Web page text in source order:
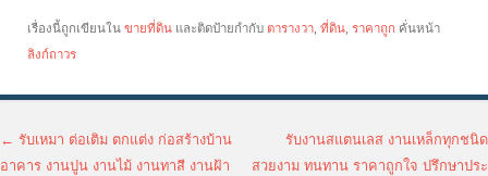
เรื่องนี้ถูกเขียนใน ขายที่ดิน และติดป้ายกำกับ ตารางวา, ที่ดิน, ราคาถูก คั่นหน้า
ลิงก์ถาวร
เมนูนำทางเรื่อง
← รับเหมา ต่อเติม ตกแต่ง ก่อสร้างบ้าน
อาคาร งานปูน งานไม้ งานทาสี งานฝ้า
รับงานสแตนเลส งานเหล็กทุกชนิด
สวยงาม ทนทาน ราคาถูกใจ ปรึกษาประ